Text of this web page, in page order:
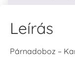
Leírás
Párnadoboz –